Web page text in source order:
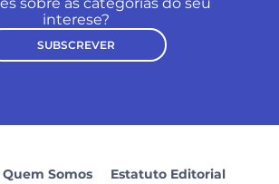
interese?
SUBSCREVER
Quem Somos
Estatuto Editorial